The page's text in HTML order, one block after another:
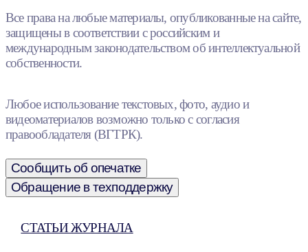
Все права на любые материалы, опубликованные на сайте,
защищены в соответствии с российским и
международным законодательством об интеллектуальной
собственности.
Любое использование текстовых, фото, аудио и
видеоматериалов возможно только с согласия
правообладателя (ВГТРК).
Сообщить об опечатке
Обращение в техподдержку
СТАТЬИ ЖУРНАЛА